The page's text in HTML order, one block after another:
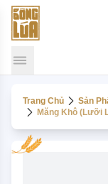
Trang Chủ Sản